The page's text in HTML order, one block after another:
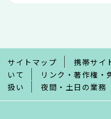
で
サイトマップ 携帯サイ
いて
リンク・著作権・
扱い
夜間・土日の業務